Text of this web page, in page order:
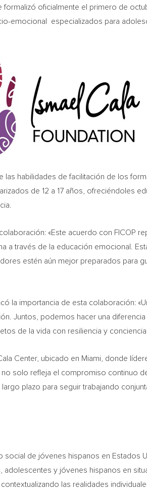
oficialmente el primero de
emocional especializados para
habilidades de facilitación de los
de 12 a 17 años, ofreciéndoles
«Este acuerdo con FICOP
a través de la educación emocional.
estén aún mejor preparados para
la importancia de esta colaboración:
Juntos, podemos hacer una
de la vida con resiliencia y conciencia
Center, ubicado en Miami , donde
solo refleja el compromiso continuo
plazo para seguir trabajando
de jóvenes hispanos en Estados
y jóvenes hispanos en
las realidades